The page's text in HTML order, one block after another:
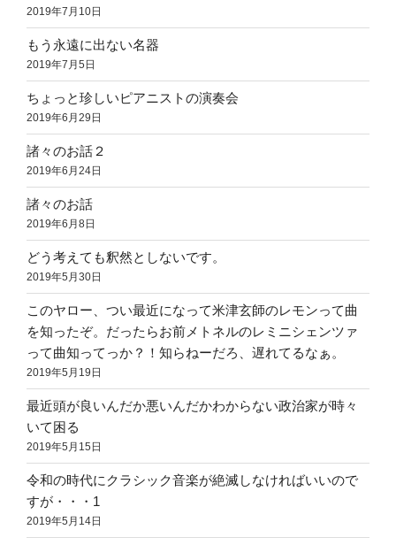
2019年7月10日
もう永遠に出ない名器
2019年7月5日
ちょっと珍しいピアニストの演奏会
2019年6月29日
諸々のお話２
2019年6月24日
諸々のお話
2019年6月8日
どう考えても釈然としないです。
2019年5月30日
このヤロー、つい最近になって米津玄師のレモンって曲
を知ったぞ。だったらお前メトネルのレミニシェンツァ
って曲知ってっか？！知らねーだろ、遅れてるなぁ。
2019年5月19日
最近頭が良いんだか悪いんだかわからない政治家が時々
いて困る
2019年5月15日
令和の時代にクラシック音楽が絶滅しなければいいので
すが・・・1
2019年5月14日